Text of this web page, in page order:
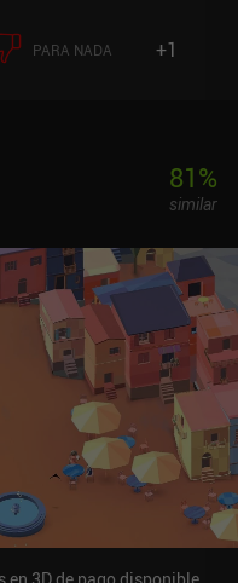
pulsar botones, abrir
inaccesibles.
torno al uso de este
pero las cosas se ponen
La historia
mal y nos impidió
importantes que
agradable. En
consume muchos
cuando lo iniciamos.
y no es compatible
si te gustan las
y tienes un dispositivo
es
7,99 $ desbloquea el
PARA NADA +1
81%
similar
en 3D de pago disponible